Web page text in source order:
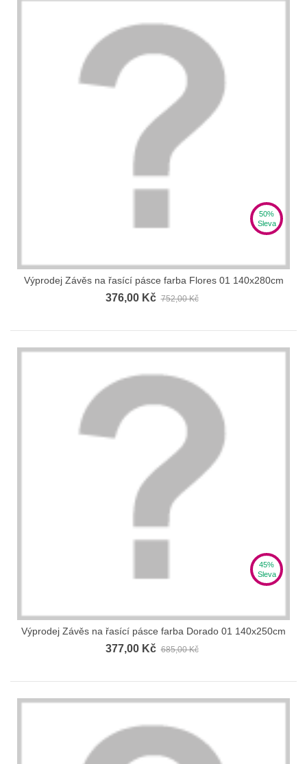
50%
Sleva
Výprodej Závěs na řasící pásce farba Flores 01 140x280cm
376,00 Kč 752,00 Kč
45%
Sleva
Výprodej Závěs na řasící pásce farba Dorado 01 140x250cm
377,00 Kč 685,00 Kč